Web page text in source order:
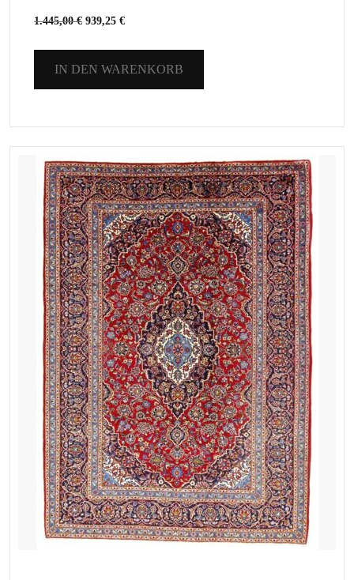
1.445,00€ 939,25 €
IN DEN WARENKORB